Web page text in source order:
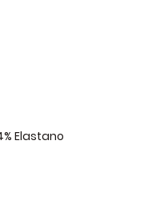
Elastano